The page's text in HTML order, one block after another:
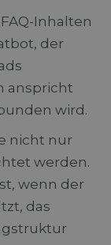
Inhalten
der
anspricht
wird.
nicht nur
werden.
wenn der
das